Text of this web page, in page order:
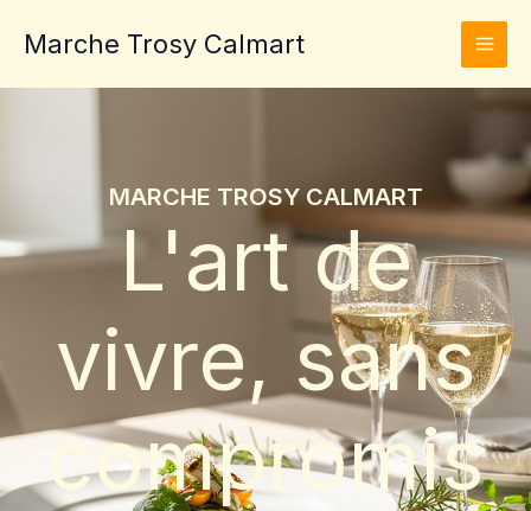
Marche Trosy Calmart
MARCHE TROSY CALMART
L'art de
vivre, sans
compromis